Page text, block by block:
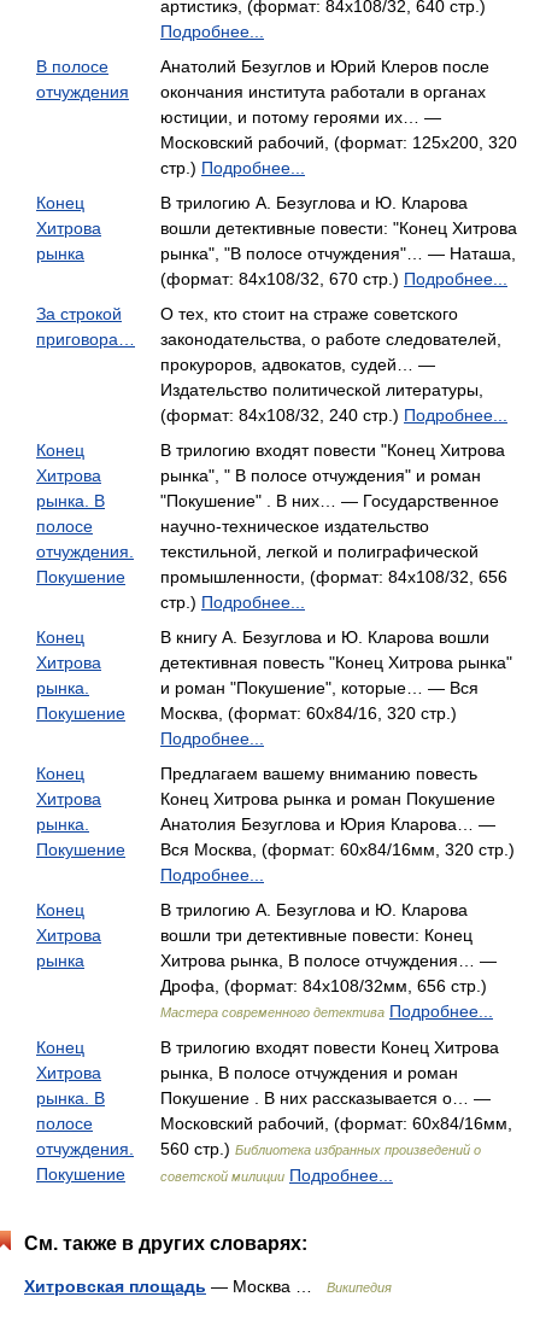
артистикэ, (формат: 84x108/32, 640 стр.)
Подробнее...
В полосе
отчуждения
Анатолий Безуглов и Юрий Клеров после
окончания института работали в органах
юстиции, и потому героями их… —
Московский рабочий, (формат: 125x200, 320
стр.) Подробнее...
Конец
Хитрова
рынка
В трилогию А. Безуглова и Ю. Кларова
вошли детективные повести: "Конец Хитрова
рынка", "В полосе отчуждения"… — Наташа,
(формат: 84x108/32, 670 стр.) Подробнее...
За строкой
приговора…
О тех, кто стоит на страже советского
законодательства, о работе следователей,
прокуроров, адвокатов, судей… —
Издательство политической литературы,
(формат: 84x108/32, 240 стр.) Подробнее...
Конец
Хитрова
рынка. В
полосе
отчуждения.
Покушение
В трилогию входят повести "Конец Хитрова
рынка", " В полосе отчуждения" и роман
"Покушение" . В них… — Государственное
научно-техническое издательство
текстильной, легкой и полиграфической
промышленности, (формат: 84x108/32, 656
стр.) Подробнее...
Конец
Хитрова
рынка.
Покушение
В книгу А. Безуглова и Ю. Кларова вошли
детективная повесть "Конец Хитрова рынка"
и роман "Покушение", которые… — Вся
Москва, (формат: 60x84/16, 320 стр.)
Подробнее...
Конец
Хитрова
рынка.
Покушение
Предлагаем вашему вниманию повесть
Конец Хитрова рынка и роман Покушение
Анатолия Безуглова и Юрия Кларова… —
Вся Москва, (формат: 60x84/16мм, 320 стр.)
Подробнее...
Конец
Хитрова
рынка
В трилогию А. Безуглова и Ю. Кларова
вошли три детективные повести: Конец
Хитрова рынка, В полосе отчуждения… —
Дрофа, (формат: 84x108/32мм, 656 стр.)
Мастера современного детектива Подробнее...
Конец
Хитрова
рынка. В
полосе
отчуждения.
Покушение
В трилогию входят повести Конец Хитрова
рынка, В полосе отчуждения и роман
Покушение . В них рассказывается о… —
Московский рабочий, (формат: 60x84/16мм,
560 стр.) Библиотека избранных произведений о
советской милиции Подробнее...
См. также в других словарях:
Хитровская площадь — Москва … Википедия